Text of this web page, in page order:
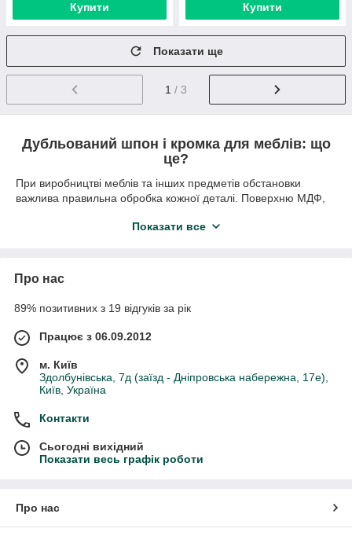
Купити Купити
Показати ще
1 / 3
Дубльований шпон і кромка для меблів: що
це?
При виробництві меблів та інших предметів обстановки
важлива правильна обробка кожної деталі. Поверхню МДФ,
торців і погонажних виробів використовують кромку та
Показати все
Про нас
89% позитивних з 19 відгуків за рік
Працює з 06.09.2012
м. Київ
Здолбунівська, 7д (заїзд - Дніпровська набережна, 17е),
Київ, Україна
Контакти
Сьогодні вихідний
Показати весь графік роботи
Про нас